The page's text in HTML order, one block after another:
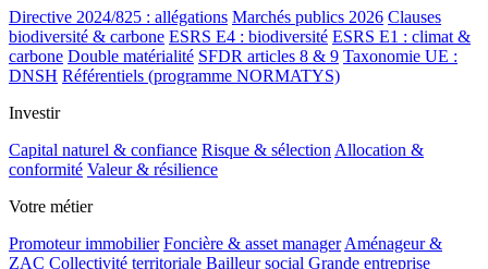
Directive 2024/825 : allégations Marchés publics 2026 Clauses
biodiversité & carbone ESRS E4 : biodiversité ESRS E1 : climat &
carbone Double matérialité SFDR articles 8 & 9 Taxonomie UE :
DNSH Référentiels (programme NORMATYS)
Investir
Capital naturel & confiance Risque & sélection Allocation &
conformité Valeur & résilience
Votre métier
Promoteur immobilier Foncière & asset manager Aménageur &
ZAC Collectivité territoriale Bailleur social Grande entreprise